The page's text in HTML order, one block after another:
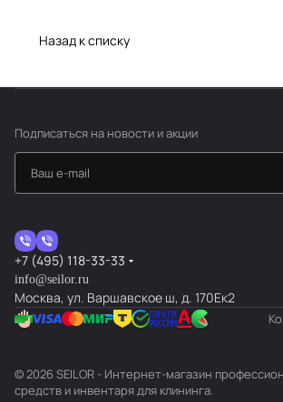
Назад к списку
Подписаться на новости и акции
+7 (495) 118-33-33
info@seilor.ru
Москва, ул. Варшавское ш, д. 170Ек2
© 2026 SEILOR - Интернет-магазин
средств и инвентаря для клининга.